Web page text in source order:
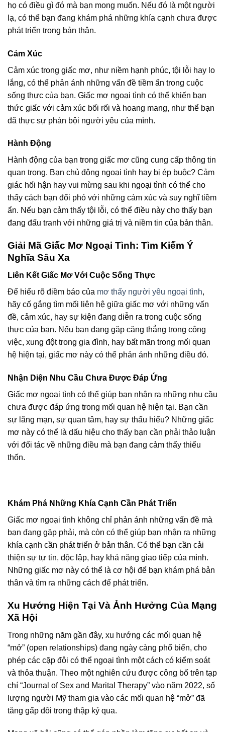
họ có điều gì đó mà bạn mong muốn. Nếu đó là một người
lạ, có thể bạn đang khám phá những khía cạnh chưa được
phát triển trong bản thân.
Cảm Xúc
Cảm xúc trong giấc mơ, như niềm hạnh phúc, tội lỗi hay lo
lắng, có thể phản ánh những vấn đề tiềm ẩn trong cuộc
sống thực của bạn. Giấc mơ ngoại tình có thể khiến bạn
thức giấc với cảm xúc bối rối và hoang mang, như thể bạn
đã thực sự phản bội người yêu của mình.
Hành Động
Hành động của bạn trong giấc mơ cũng cung cấp thông tin
quan trọng. Bạn chủ động ngoại tình hay bị ép buộc? Cảm
giác hối hận hay vui mừng sau khi ngoại tình có thể cho
thấy cách bạn đối phó với những cảm xúc và suy nghĩ tiềm
ẩn. Nếu bạn cảm thấy tội lỗi, có thể điều này cho thấy bạn
đang đấu tranh với những giá trị và niềm tin của bản thân.
Giải Mã Giấc Mơ Ngoại Tình: Tìm Kiếm Ý
Nghĩa Sâu Xa
Liên Kết Giấc Mơ Với Cuộc Sống Thực
Để hiểu rõ điềm báo của mơ thấy người yêu ngoại tình,
hãy cố gắng tìm mối liên hệ giữa giấc mơ với những vấn
đề, cảm xúc, hay sự kiện đang diễn ra trong cuộc sống
thực của bạn. Nếu bạn đang gặp căng thẳng trong công
việc, xung đột trong gia đình, hay bất mãn trong mối quan
hệ hiện tại, giấc mơ này có thể phản ánh những điều đó.
Nhận Diện Nhu Cầu Chưa Được Đáp Ứng
Giấc mơ ngoại tình có thể giúp bạn nhận ra những nhu cầu
chưa được đáp ứng trong mối quan hệ hiện tại. Bạn cần
sự lãng mạn, sự quan tâm, hay sự thấu hiểu? Những giấc
mơ này có thể là dấu hiệu cho thấy bạn cần phải thảo luận
với đối tác về những điều mà bạn đang cảm thấy thiếu
thốn.
Khám Phá Những Khía Cạnh Cần Phát Triển
Giấc mơ ngoại tình không chỉ phản ánh những vấn đề mà
bạn đang gặp phải, mà còn có thể giúp bạn nhận ra những
khía cạnh cần phát triển ở bản thân. Có thể bạn cần cải
thiện sự tự tin, độc lập, hay khả năng giao tiếp của mình.
Những giấc mơ này có thể là cơ hội để bạn khám phá bản
thân và tìm ra những cách để phát triển.
Xu Hướng Hiện Tại Và Ảnh Hưởng Của Mạng
Xã Hội
Trong những năm gần đây, xu hướng các mối quan hệ
“mở” (open relationships) đang ngày càng phổ biến, cho
phép các cặp đôi có thể ngoại tình một cách có kiểm soát
và thỏa thuận. Theo một nghiên cứu được công bố trên tạp
chí “Journal of Sex and Marital Therapy” vào năm 2022, số
lượng người Mỹ tham gia vào các mối quan hệ “mở” đã
tăng gấp đôi trong thập kỷ qua.